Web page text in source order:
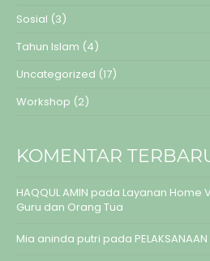
Sosial (3)
Tahun Islam (4)
Uncategorized (17)
Workshop (2)
KOMENTAR
HAQQUL AMIN pada Layanan Home
Guru dan Orang Tua
Mia aninda putri pada